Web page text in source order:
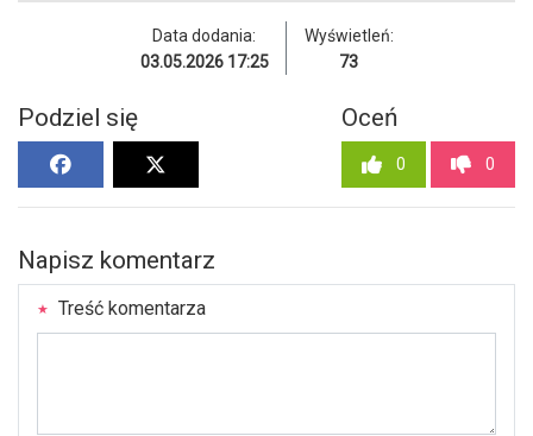
Data dodania:
03.05.2026 17:25
Wyświetleń:
73
Podziel się Oceń
0 0
Napisz komentarz
Treść komentarza